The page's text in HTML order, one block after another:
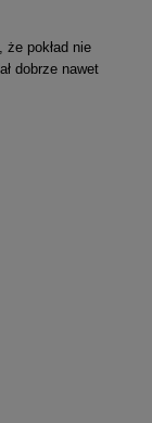
że pokład nie
dobrze nawet